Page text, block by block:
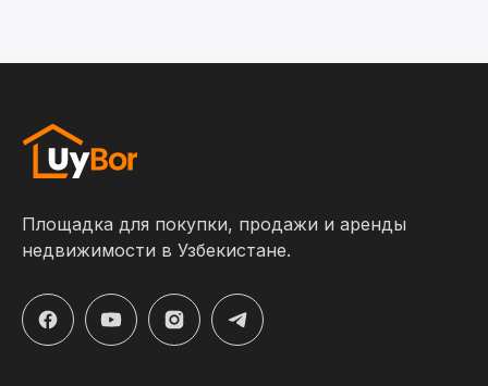
Площадка для покупки, продажи и аренды
недвижимости в Узбекистане.